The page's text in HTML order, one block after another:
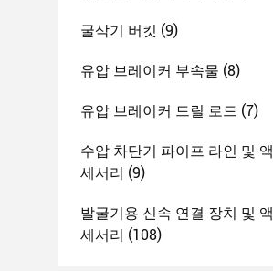
굴삭기 버킷 (9)
유압 브레이커 부속물 (8)
유압 브레이커 드릴 로드 (7)
수압 차단기 파이프 라인 및 액
세서리 (9)
발굴기용 신속 연결 장치 및 액
세서리 (108)